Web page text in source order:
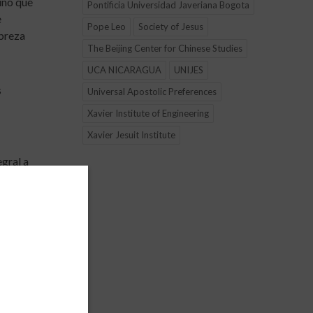
a
y la
Pontificia Universidad Javeriana Bogota
Pope Leo
Society of Jesus
The Beijing Center for Chinese Studies
UCA NICARAGUA
UNIJES
Universal Apostolic Preferences
Xavier Institute of Engineering
Xavier Jesuit Institute